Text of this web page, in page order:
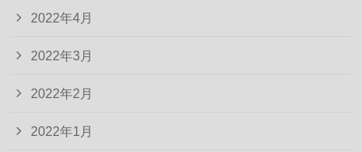
2022年4月
2022年3月
2022年2月
2022年1月